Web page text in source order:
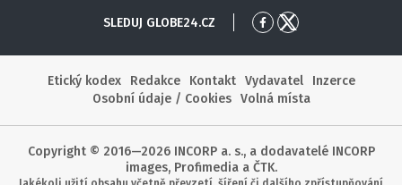
SLEDUJ GLOBE24.CZ
PřejítPřejít
Etický kodex
Redakce Kontakt Vydavatel
Inzerce
Osobní údaje / Cookies
Volná místa
Copyright © 2016—2026 INCORP a. s., a dodavatelé INCORP
images, Profimedia a ČTK.